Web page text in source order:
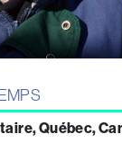
Québec,